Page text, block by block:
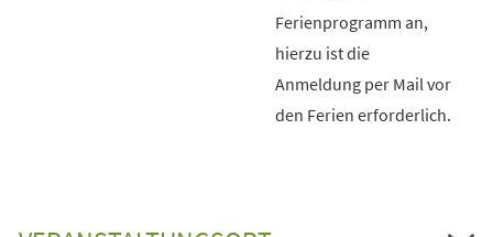
Ferienprogramm an,
hierzu ist die
Anmeldung per Mail vor
den Ferien erforderlich.